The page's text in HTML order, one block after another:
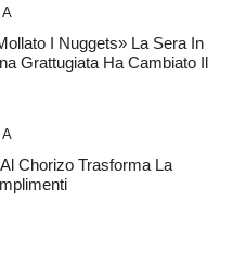
I Nuggets» La Sera In
Grattugiata Ha Cambiato Il
Chorizo ​​trasforma La